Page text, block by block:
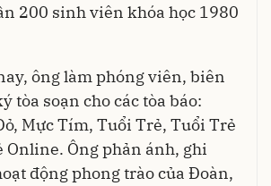
200 sinh viên khóa học 1980
ông làm phóng viên, biên
tòa soạn cho các tòa báo:
Mực Tím, Tuổi Trẻ, Tuổi Trẻ
Online. Ông phản ánh, ghi
động phong trào của Đoàn,